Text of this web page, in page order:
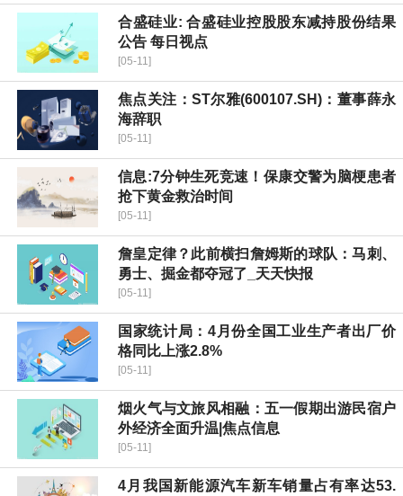
合盛硅业: 合盛硅业控股股东减持股份结果
公告 每日视点
[05-11]
焦点关注：ST尔雅(600107.SH)：董事薛永
海辞职
[05-11]
信息:7分钟生死竞速！保康交警为脑梗患者
抢下黄金救治时间
[05-11]
詹皇定律？此前横扫詹姆斯的球队：马刺、
勇士、掘金都夺冠了_天天快报
[05-11]
国家统计局：4月份全国工业生产者出厂价
格同比上涨2.8%
[05-11]
烟火气与文旅风相融：五一假期出游民宿户
外经济全面升温|焦点信息
[05-11]
4月我国新能源汽车新车销量占有率达53.